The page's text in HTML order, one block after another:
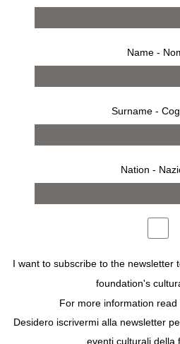
4 settembre 2003 – 21
opere
KRIS RUHS COMINCIA IL SUO
COME STUDENTE DELLA
NEW YORK, CITTÀ CHE NEGLI
GRANDE FERMENTO
Name -
Surname -
Nation -
I want to subscribe to the
foundation's
For more information read
Desidero iscrivermi alla newsletter
eventi culturali della